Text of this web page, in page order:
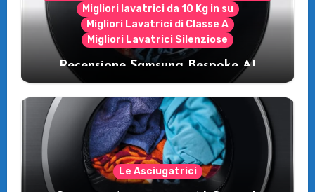
Migliori lavatrici da 10 Kg in su
Migliori Lavatrici di Classe A
Migliori Lavatrici Silenziose
Recensione Samsung Bespoke AI
WW11DB7B94GE/U3: la lavatrice
intelligente che fa risparmiare
Le Asciugatrici